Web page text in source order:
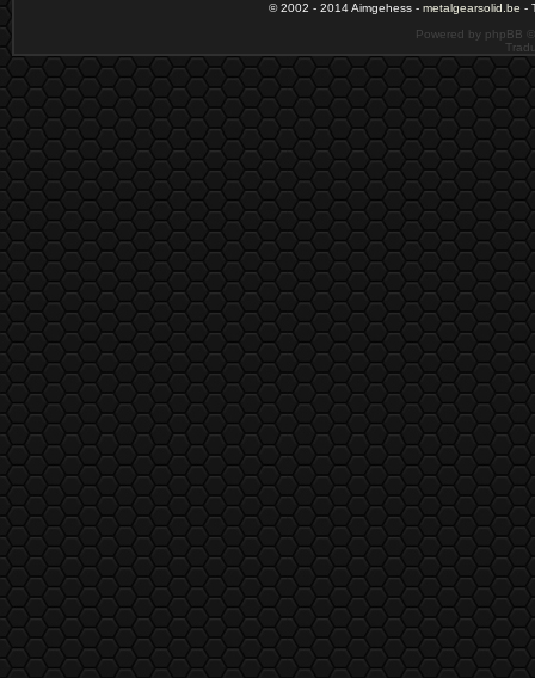
© 2002 - 2014 Aimgehess - metalgearsolid.be -
Powered by phpBB